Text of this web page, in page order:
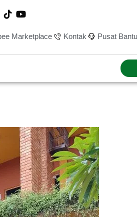
Marketplace Kontak Pusat